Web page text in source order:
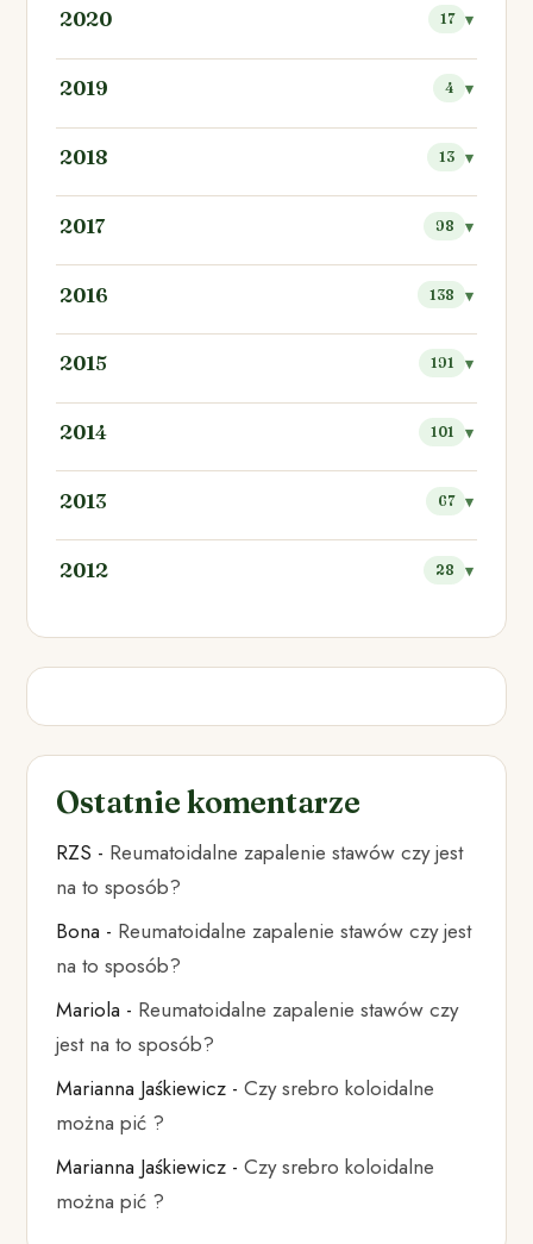
2020 17
2019 4
2018 13
2017 98
2016 138
2015 191
2014 101
2013 67
2012 28
Ostatnie komentarze
RZS - Reumatoidalne zapalenie stawów czy jest
na to sposób?
Bona - Reumatoidalne zapalenie stawów czy jest
na to sposób?
Mariola - Reumatoidalne zapalenie stawów czy
jest na to sposób?
Marianna Jaśkiewicz -Czy srebro koloidalne
można pić ?
Marianna Jaśkiewicz -Czy srebro koloidalne
można pić ?